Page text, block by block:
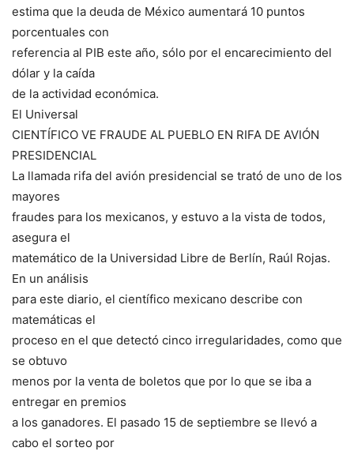
estima que la deuda de México aumentará 10 puntos
porcentuales con
referencia al PIB este año, sólo por el encarecimiento del
dólar y la caída
de la actividad económica.
El Universal
CIENTÍFICO VE FRAUDE AL PUEBLO EN RIFA DE AVIÓN
PRESIDENCIAL
La llamada rifa del avión presidencial se trató de uno de los
mayores
fraudes para los mexicanos, y estuvo a la vista de todos,
asegura el
matemático de la Universidad Libre de Berlín, Raúl Rojas.
En un análisis
para este diario, el científico mexicano describe con
matemáticas el
proceso en el que detectó cinco irregularidades, como que
se obtuvo
menos por la venta de boletos que por lo que se iba a
entregar en premios
a los ganadores. El pasado 15 de septiembre se llevó a
cabo el sorteo por